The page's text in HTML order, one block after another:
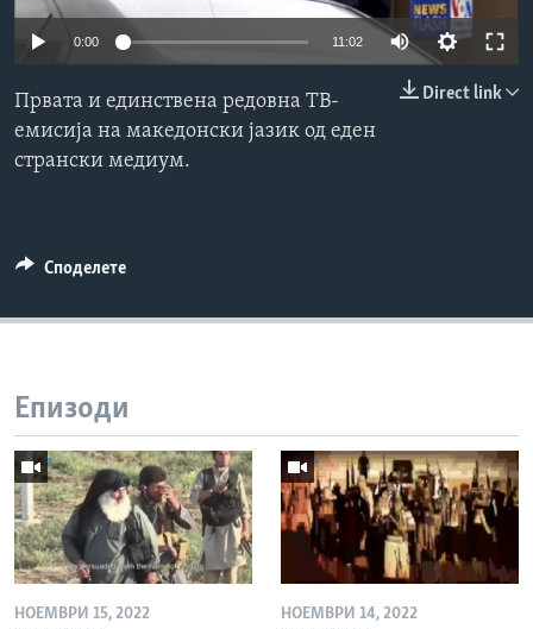
ИНТЕРВЈУА
Јазици
0:00 11:02
Direct link
Првата и единствена редовна ТВ-
емисија на македонски јазик од еден
странски медиум.
Споделете
Епизоди
НОЕМВРИ 15, 2022 НОЕМВРИ 14, 2022